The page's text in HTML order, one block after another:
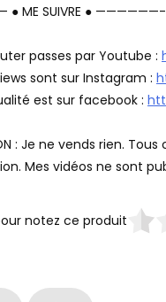
ME SUIVRE ● ——————-
passes par Youtube :
sont sur Instagram :
est sur facebook :
: Je ne vends rien.
Mes vidéos ne sont
notez ce produit